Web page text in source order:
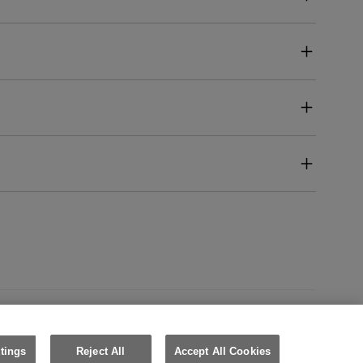
Canada (Français)
Reject All Accept All Cookies